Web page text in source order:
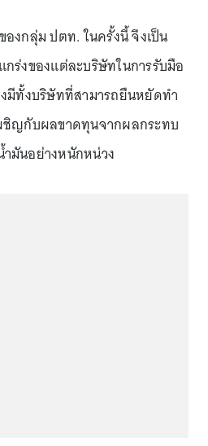
งกลุ่ม ปตท. ในครั้งนี้ จึงเป็น
ร่งของแต่ละบริษัทในการรับมือ
มีทั้งบริษัทที่สามารถยืนหยัดทำ
ชิญกับผลขาดทุนจากผลกระทบ
มันอย่างหนักหน่วง